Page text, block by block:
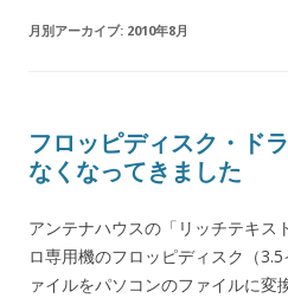
月別アーカイブ: 2010年8月
フロッピディスク・ド
なくなってきました
アンテナハウスの「リッチテキス
ロ専用機のフロッピディスク（
ァイルをパソコンのファイルに変